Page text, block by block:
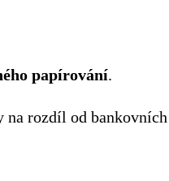
papírování.
na rozdíl od